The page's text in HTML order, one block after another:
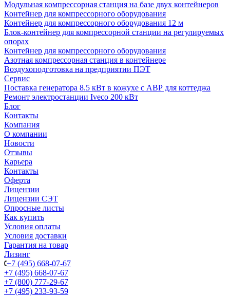
Модульная компрессорная станция на базе двух контейнеров
Контейнер для компрессорного оборудования
Контейнер для компрессорного оборудования 12 м
Блок-контейнер для компрессорной станции на регулируемых
опорах
Контейнер для компрессорного оборудования
Азотная компрессорная станция в контейнере
Воздухоподготовка на предприятии ПЭТ
Сервис
Поставка генератора 8.5 кВт в кожухе с АВР для коттеджа
Ремонт электростанции Iveco 200 кВт
Блог
Контакты
Компания
О компании
Новости
Отзывы
Карьера
Контакты
Оферта
Лицензии
Лицензии СЭТ
Опросные листы
Как купить
Условия оплаты
Условия доставки
Гарантия на товар
Лизинг
+7 (495) 668-07-67
+7 (495) 668-07-67
+7 (800) 777-29-67
+7 (495) 233-93-59